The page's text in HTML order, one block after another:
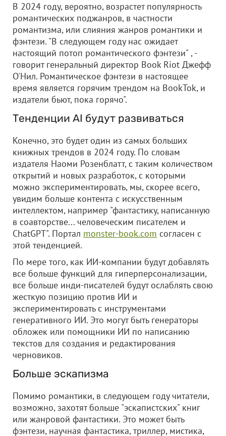
В 2024 году, вероятно, возрастет популярность
романтических поджанров, в частности
романтизма, или слияния жанров романтики и
фэнтези. "В следующем году нас ожидает
настоящий потоп романтического фэнтези" , -
говорит генеральный директор Book Riot Джефф
О'Нил. Романтическое фэнтези в настоящее
время является горячим трендом на BookTok, и
издатели бьют, пока горячо".
Тенденции AI будут развиваться
Конечно, это будет один из самых больших
книжных трендов в 2024 году. По словам
издателя Наоми Розенблатт, с таким количеством
открытий и новых разработок, с которыми
можно экспериментировать, мы, скорее всего,
увидим больше контента с искусственным
интеллектом, например "фантастику, написанную
в соавторстве... человеческим писателем и
ChatGPT". Портал monster-book.com согласен с
этой тенденцией.
По мере того, как ИИ-компании будут добавлять
все больше функций для гиперперсонализации,
все больше инди-писателей будут ослаблять свою
жесткую позицию против ИИ и
экспериментировать с инструментами
генеративного ИИ. Это могут быть генераторы
обложек или помощники ИИ по написанию
текстов для создания и редактирования
черновиков.
Больше эскапизма
Помимо романтики, в следующем году читатели,
возможно, захотят больше "эскапистских" книг
или жанровой фантастики. Это может быть
фэнтези, научная фантастика, триллер, мистика,